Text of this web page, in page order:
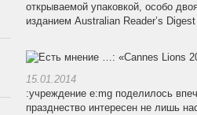
открываемой упаковкой, особо
изданием Australian Reader’s
15.01.2014
:учреждение e:mg поделилось
празднество интересен не лишь